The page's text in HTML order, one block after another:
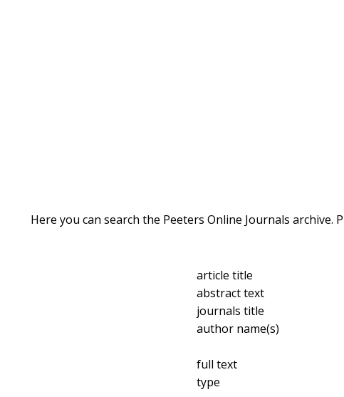
Here you can search the Peeters Online Journals
article title
abstract text
journals title
author name(s)
full text
type